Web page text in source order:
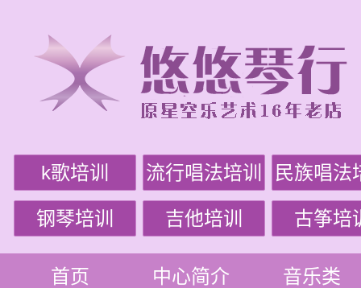
k歌培训 流行唱法培训 民族唱法
钢琴培训 吉他培训 古筝培
首页 中心简介 音乐类